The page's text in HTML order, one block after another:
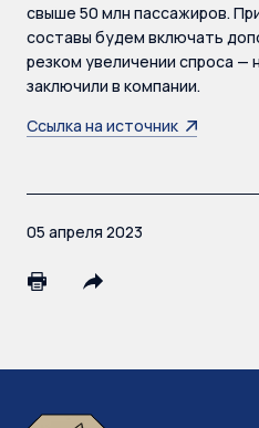
свыше 50 млн пассажиров.
составы будем включать
резком увеличении спроса —
заключили в компании.
Ссылка на источник
05 апреля 2023